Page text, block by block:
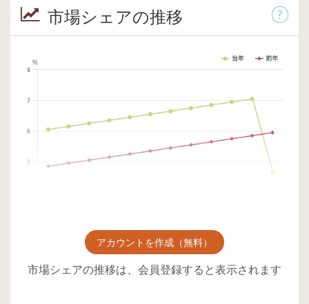
市場シェアの推移
アカウントを作成（無料）
市場シェアの推移は、会員登録すると表示されます